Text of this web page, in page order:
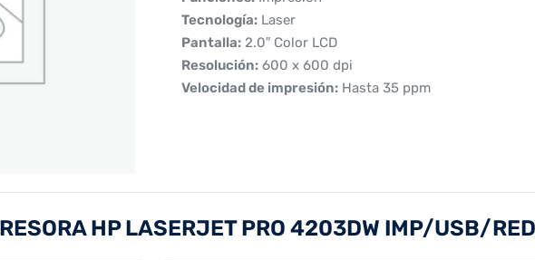
 Tecnología:Laser
 Pantalla:2.0″ Color LCD
 Resolución:600 x 600 dpi
 Velocidad de impresión:Hasta 35 ppm
HP LASERJET PRO 4203DW IMP/USB/